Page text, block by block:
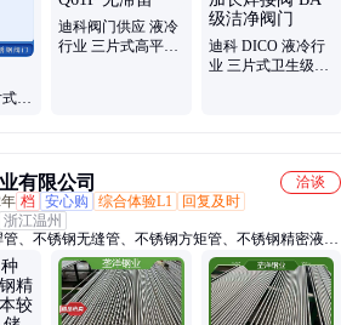
螺
迪科阀门供应 液冷
行业 三片式高平台
迪科 DICO 液冷行
业 三片式卫生级球
有限公司
洽谈
档 安心购 综合体验L1
回复及时
浙江温州
、不锈钢无缝管、不锈钢方矩管、不锈钢精密液冷
、不锈钢换热管